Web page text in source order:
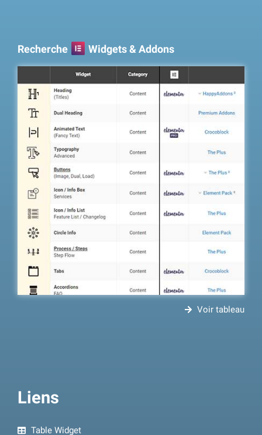
Liens
Table Widget
Recherche Widgets & Addons
Voir tableau